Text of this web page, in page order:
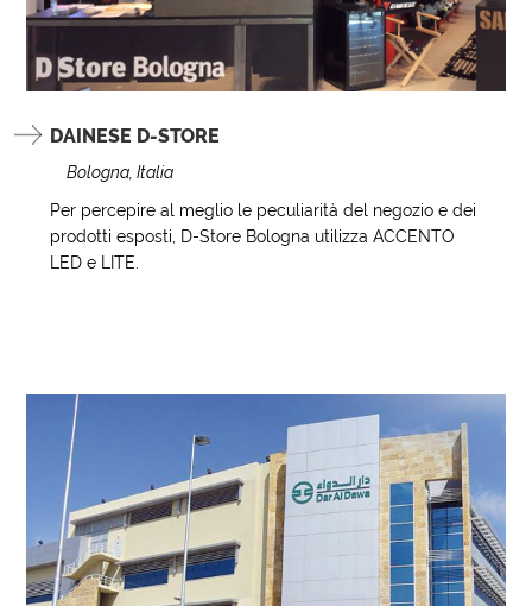
DAINESE D-STORE
Bologna, Italia
Per percepire al meglio le peculiarità del negozio e dei
prodotti esposti, D-Store Bologna utilizza ACCENTO
LED e LITE.